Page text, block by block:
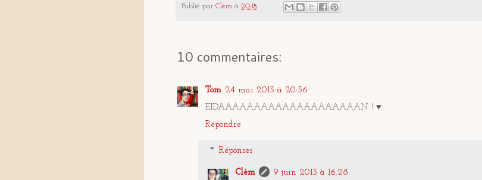
Publié par Clèm à 20:18
10 commentaires:
Tom 24 mai 2013 à 20:36
EIDAAAAAAAAAAAAAAAAAAAAN ! ♥
Répondre
Réponses
Clèm
9 juin 2013 à 16:28